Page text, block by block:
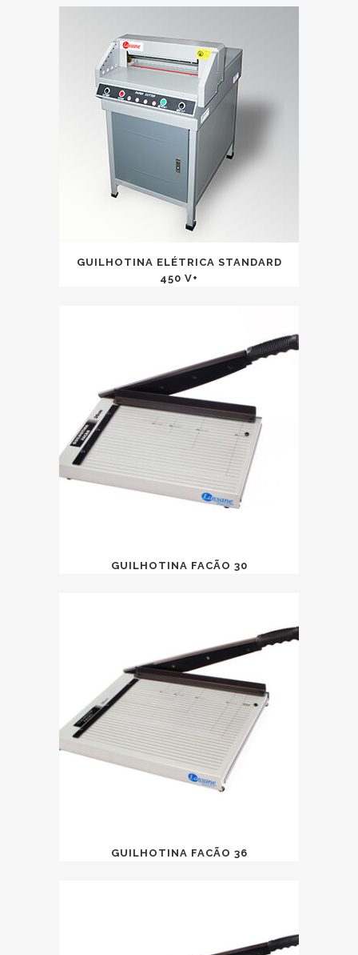
GUILHOTINA ELÉTRICA STANDARD
450 V+
GUILHOTINA FACÃO 30
GUILHOTINA FACÃO 36